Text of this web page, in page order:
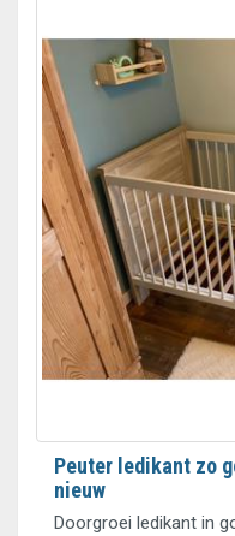
Peuter ledikant zo
nieuw
Doorgroei ledikant in